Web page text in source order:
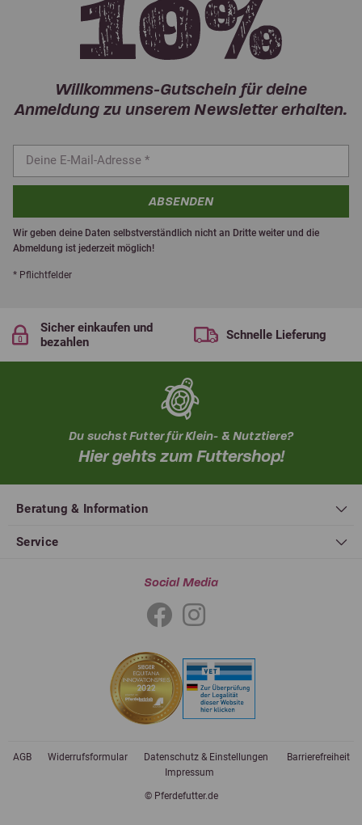
Willkommens-Gutschein für deine
Anmeldung zu unserem Newsletter erhalten.
ABSENDEN
Wir geben deine Daten selbstverständlich nicht an Dritte weiter und die
Abmeldung ist jederzeit möglich!
* Pflichtfelder
Sicher einkaufen und
bezahlen
Schnelle Lieferung
Du suchst Futter für Klein- & Nutztiere?
Hier gehts zum Futtershop!
Beratung & Information
Service
Social Media
© Pferdefutter.de
AGB Widerrufsformular Datenschutz & Einstellungen
Barrierefreiheit
Impressum